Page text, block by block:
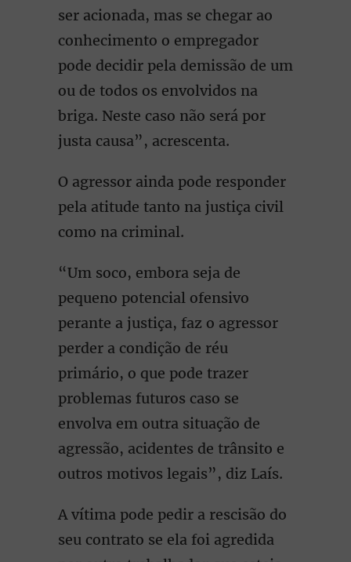
ser acionada, mas se chegar ao
conhecimento o empregador
pode decidir pela demissão de um
ou de todos os envolvidos na
briga. Neste caso não será por
justa causa”, acrescenta.
O agressor ainda pode responder
pela atitude tanto na justiça civil
como na criminal.
“Um soco, embora seja de
pequeno potencial ofensivo
perante a justiça, faz o agressor
perder a condição de réu
primário, o que pode trazer
problemas futuros caso se
envolva em outra situação de
agressão, acidentes de trânsito e
outros motivos legais”, diz Laís.
A vítima pode pedir a rescisão do
seu contrato se ela foi agredida